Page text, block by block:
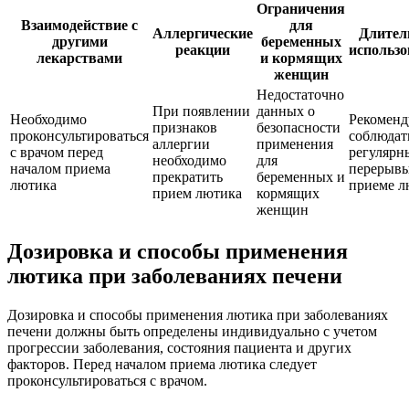
Взаимодействие с
другими
лекарствами
Аллергические
реакции
Ограничения
для
беременных
и кормящих
женщин
Необходимо
проконсультироваться
с врачом перед
началом приема
лютика
При появлении
признаков
аллергии
необходимо
прекратить
прием лютика
Недостаточно
данных о
безопасности
применения
для
беременных и
кормящих
женщин
приеме
Дозировка и способы применения
лютика при заболеваниях печени
Дозировка и способы применения лютика при заболеваниях
печени должны быть определены индивидуально с учетом
прогрессии заболевания, состояния пациента и других
факторов. Перед началом приема лютика следует
проконсультироваться с врачом.